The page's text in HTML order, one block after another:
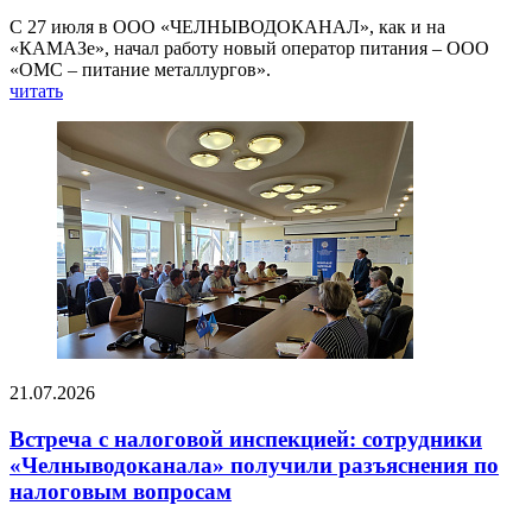
С 27 июля в ООО «ЧЕЛНЫВОДОКАНАЛ», как и на
«КАМАЗе», начал работу новый оператор питания – ООО
«ОМС – питание металлургов».
читать
21.07.2026
Встреча с налоговой инспекцией: сотрудники
«Челныводоканала» получили разъяснения по
налоговым вопросам